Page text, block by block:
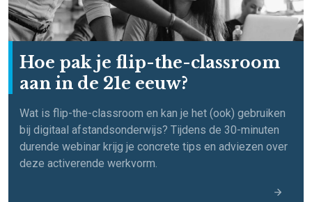
Hoe pak je flip-the-classroom
aan in de 21e eeuw?
Wat is flip-the-classroom en kan je het (ook) gebruiken
bij digitaal afstandsonderwijs? Tijdens de 30-minuten
durende webinar krijg je concrete tips en adviezen over
deze activerende werkvorm.